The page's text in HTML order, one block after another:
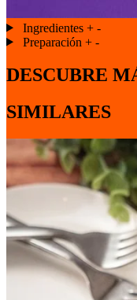
Ingredientes + -
Preparación + -
DESCUBRE
SIMILARES